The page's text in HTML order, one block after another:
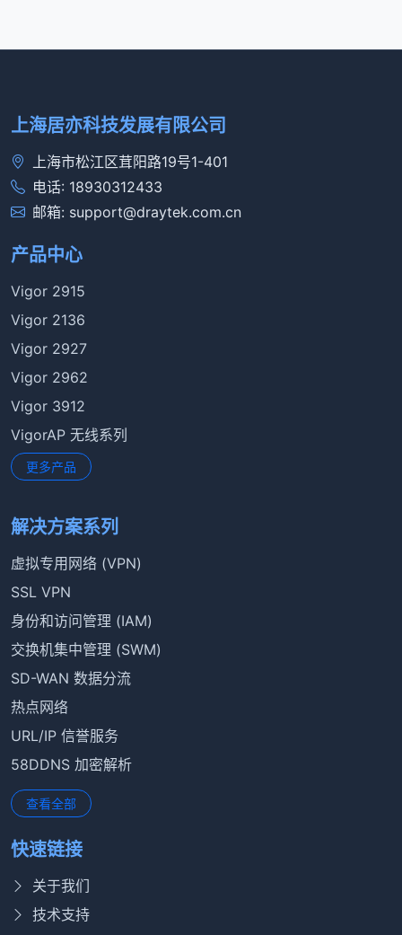
上海居亦科技发展有限公司
上海市松江区茸阳路19号1-401
电话: 18930312433
邮箱: support@draytek.com.cn
产品中心
Vigor 2915
Vigor 2136
Vigor 2927
Vigor 2962
Vigor 3912
VigorAP 无线系列
更多产品
解决方案系列
虚拟专用网络 (VPN)
SSL VPN
身份和访问管理 (IAM)
交换机集中管理 (SWM)
SD-WAN 数据分流
热点网络
URL/IP 信誉服务
58DDNS 加密解析
查看全部
快速链接
关于我们
技术支持